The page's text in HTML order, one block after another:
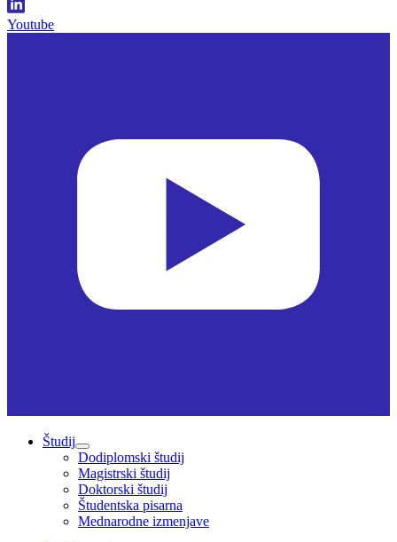
Youtube
Študij
Dodiplomski študij
Magistrski študij
Doktorski študij
Študentska pisarna
Mednarodne izmenjave